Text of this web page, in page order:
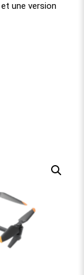
une version